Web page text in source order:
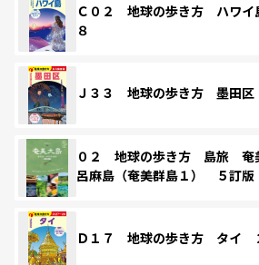
Ｃ０２ 地球の歩き方 ハワイ
８
Ｊ３３ 地球の歩き方 墨田区
０２ 地球の歩き方 島旅
呂麻島（奄美群島１） ５訂版
Ｄ１７ 地球の歩き方 タイ